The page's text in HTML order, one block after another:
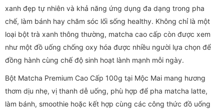
xanh đẹp tự nhiên và khả năng ứng dụng đa dạng trong pha
chế, làm bánh hay chăm sóc lối sống healthy. Không chỉ là một
loại bột trà xanh thông thường, matcha cao cấp còn được xem
như một đồ uống chống oxy hóa được nhiều người lựa chọn để
đồng hành cùng chế độ sinh hoạt lành mạnh mỗi ngày.
Bột Matcha Premium Cao Cấp 100g tại Mộc Mai mang hương
thơm dịu nhẹ, vị thanh dễ uống, phù hợp để pha matcha latte,
làm bánh, smoothie hoặc kết hợp cùng các công thức đồ uống